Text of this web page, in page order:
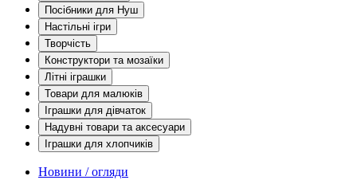
Посібники для Нуш
Настільні ігри
Творчість
Конструктори та мозаїки
Літні іграшки
Товари для малюків
Іграшки для дівчаток
Надувні товари та аксесуари
Іграшки для хлопчиків
Новини / огляди